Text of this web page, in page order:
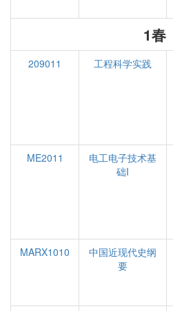
1春
209011 工程科学实践
ME2011
电工电子技术基
础I
MARX1010
中国近现代史纲
要